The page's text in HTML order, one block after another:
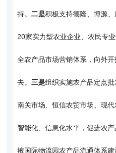
持。 二是积极支持德隆、博源
20家实力型农业企业、农民专
全农产品市场营销体系，向外
去。 三是组织实施农产品定点
南关市场、恒信农贸市场、现
智能化、信息化水平，促进农产
掖国际物流园农产品流通体系